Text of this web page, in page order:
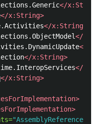
</
</x:String>
</x:String>
</
</
</x:String>
</
</x:String>
"AssemblyReference"